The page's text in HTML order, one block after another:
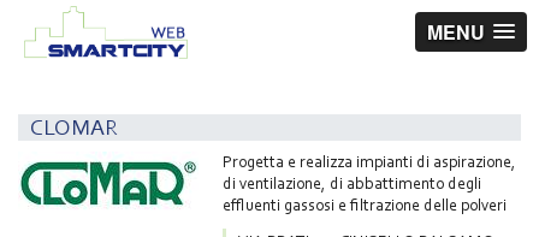
MENU
CLOMAR
Progetta e realizza impianti di aspirazione,
di ventilazione, di abbattimento degli
effluenti gassosi e filtrazione delle polveri